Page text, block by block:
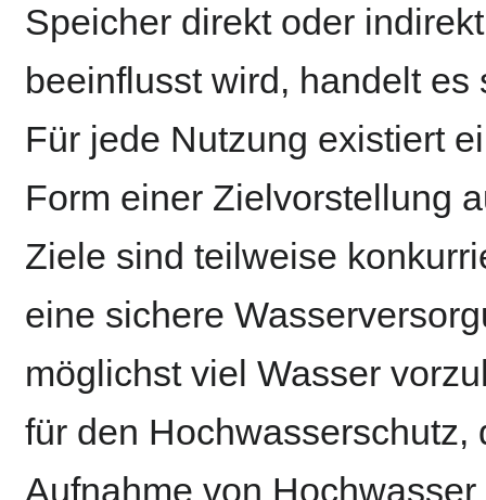
Speicher direkt oder
beeinflusst wird, handelt
Für jede Nutzung existiert
Form einer Zielvorstellung
Ziele sind teilweise
eine sichere
möglichst viel Wasser
für den
Aufnahme von